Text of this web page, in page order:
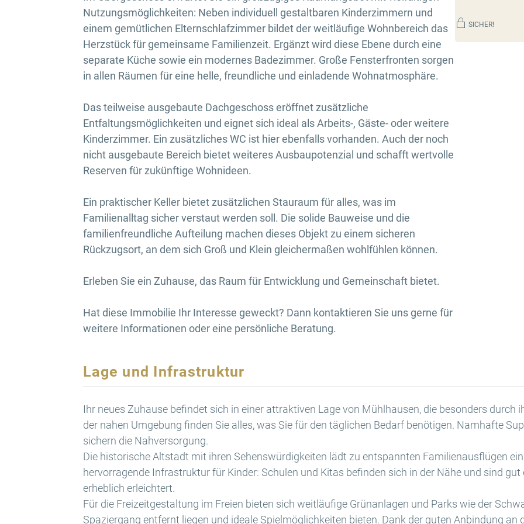
Nutzungsmöglichkeiten: Neben individuell gestaltbaren Kinderzimmern und
einem gemütlichen Elternschlafzimmer bildet der weitläufige Wohnbereich das
Herzstück für gemeinsame Familienzeit. Ergänzt wird diese Ebene durch eine
separate Küche sowie ein modernes Badezimmer. Große Fensterfronten sorgen
in allen Räumen für eine helle, freundliche und einladende Wohnatmosphäre.
Das teilweise ausgebaute Dachgeschoss eröffnet zusätzliche
Entfaltungsmöglichkeiten und eignet sich ideal als Arbeits-, Gäste- oder weitere
Kinderzimmer. Ein zusätzliches WC ist hier ebenfalls vorhanden. Auch der noch
nicht ausgebaute Bereich bietet weiteres Ausbaupotenzial und schafft wertvolle
Reserven für zukünftige Wohnideen.
Ein praktischer Keller bietet zusätzlichen Stauraum für alles, was im
Familienalltag sicher verstaut werden soll. Die solide Bauweise und die
familienfreundliche Aufteilung machen dieses Objekt zu einem sicheren
Rückzugsort, an dem sich Groß und Klein gleichermaßen wohlfühlen können.
Erleben Sie ein Zuhause, das Raum für Entwicklung und Gemeinschaft bietet.
Hat diese Immobilie Ihr Interesse geweckt? Dann kontaktieren Sie uns gerne für
weitere Informationen oder eine persönliche Beratung.
SICHER!
Lage und Infrastruktur
Ihr neues Zuhause befindet sich in einer attraktiven Lage von Mühlhausen, die besonders durch
der nahen Umgebung finden Sie alles, was Sie für den täglichen Bedarf benötigen. Namhafte
sichern die Nahversorgung.
Die historische Altstadt mit ihren Sehenswürdigkeiten lädt zu entspannten Familienausflügen
hervorragende Infrastruktur für Kinder: Schulen und Kitas befinden sich in der Nähe und sind
erheblich erleichtert.
Für die Freizeitgestaltung im Freien bieten sich weitläufige Grünanlagen und Parks wie der
Spaziergang entfernt liegen und ideale Spielmöglichkeiten bieten. Dank der guten Anbindung